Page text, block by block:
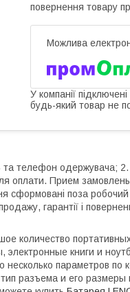
повернення товару
У компанії
будь-який товар не
та телефон одержувача;
оплати. Прием
сформовані поза
гарантії і
количество
книги и
несколько параметров
разъема и его